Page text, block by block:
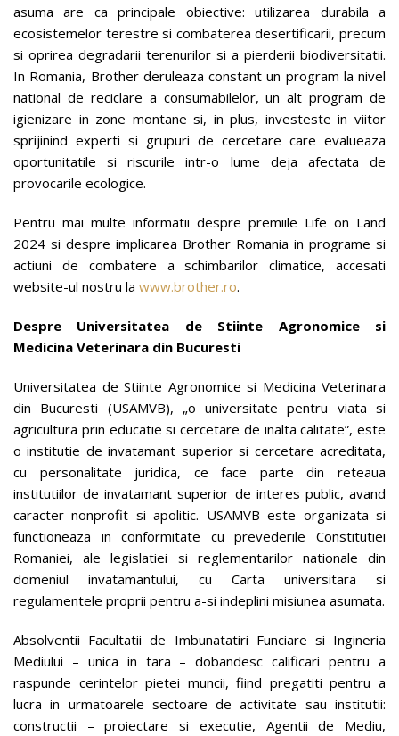
asuma are ca principale obiective: utilizarea durabila a
ecosistemelor terestre si combaterea desertificarii, precum
si oprirea degradarii terenurilor si a pierderii biodiversitatii.
In Romania, Brother deruleaza constant un program la nivel
national de reciclare a consumabilelor, un alt program de
igienizare in zone montane si, in plus, investeste in viitor
sprijinind experti si grupuri de cercetare care evalueaza
oportunitatile si riscurile intr-o lume deja afectata de
provocarile ecologice.
Pentru mai multe informatii despre premiile Life on Land
2024 si despre implicarea Brother Romania in programe si
actiuni de combatere a schimbarilor climatice, accesati
website-ul nostru la www.brother.ro.
Despre Universitatea de Stiinte Agronomice si
Medicina Veterinara din Bucuresti
Universitatea de Stiinte Agronomice si Medicina Veterinara
din Bucuresti (USAMVB), „o universitate pentru viata si
agricultura prin educatie si cercetare de inalta calitate”, este
o institutie de invatamant superior si cercetare acreditata,
cu personalitate juridica, ce face parte din reteaua
institutiilor de invatamant superior de interes public, avand
caracter nonprofit si apolitic. USAMVB este organizata si
functioneaza in conformitate cu prevederile Constitutiei
Romaniei, ale legislatiei si reglementarilor nationale din
domeniul invatamantului, cu Carta universitara si
regulamentele proprii pentru a-si indeplini misiunea asumata.
Absolventii Facultatii de Imbunatatiri Funciare si Ingineria
Mediului – unica in tara – dobandesc calificari pentru a
raspunde cerintelor pietei muncii, fiind pregatiti pentru a
lucra in urmatoarele sectoare de activitate sau institutii:
constructii – proiectare si executie, Agentii de Mediu,